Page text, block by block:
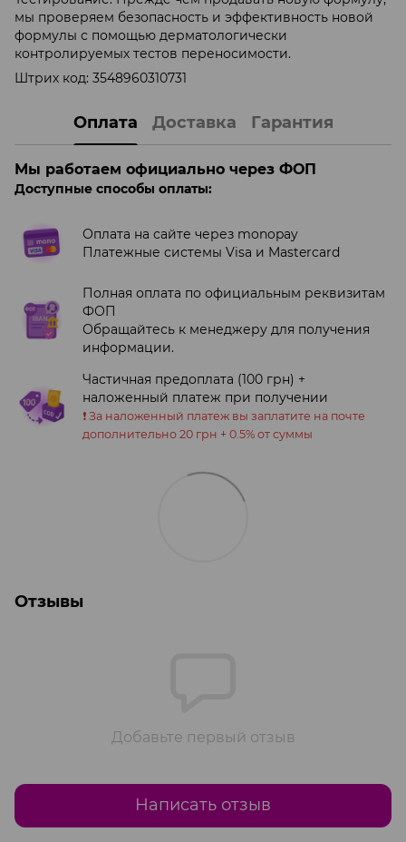
мы проверяем безопасность и эффективность новой
формулы с помощью дерматологически
контролируемых тестов переносимости.
Штрих код: 3548960310731
Оплата Доставка Гарантия
Мы работаем официально через ФОП
Доступные способы оплаты:
Оплата на сайте через monopay
Платежные системы Visa и Mastercard
Полная оплата по официальным реквизитам
ФОП
Обращайтесь к менеджеру для получения
информации.
Частичная предоплата (100 грн) +
наложенный платеж при получении
❗️ За наложенный платеж вы заплатите на почте
дополнительно 20 грн + 0.5% от суммы
Отзывы
Добавьте первый отзыв
Написать отзыв